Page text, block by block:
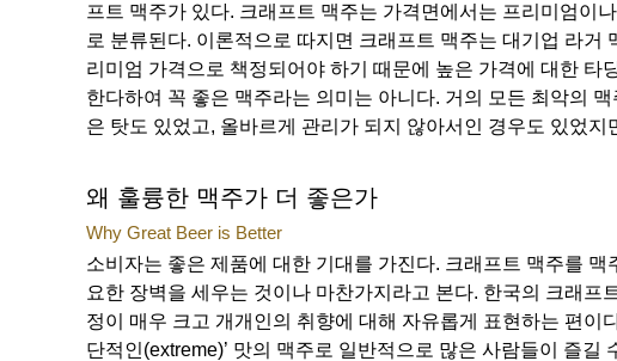
프트 맥주가 있다. 크래프트 맥주는 가격면에서는 프리미엄이
로 분류된다. 이론적으로 따지면 크래프트 맥주는 대기업 라
리미엄 가격으로 책정되어야 하기 때문에 높은 가격에 대한
한다하여 꼭 좋은 맥주라는 의미는 아니다. 거의 모든 최악의
은 탓도 있었고, 올바르게 관리가 되지 않아서인 경우도 있었
왜 훌륭한 맥주가 더 좋은가
Why Great Beer is Better
소비자는 좋은 제품에 대한 기대를 가진다. 크래프트 맥주를
요한 장벽을 세우는 것이나 마찬가지라고 본다. 한국의 크래프
정이 매우 크고 개개인의 취향에 대해 자유롭게 표현하는 편이
단적인(extreme)’ 맛의 맥주로 일반적으로 많은 사람들이 즐